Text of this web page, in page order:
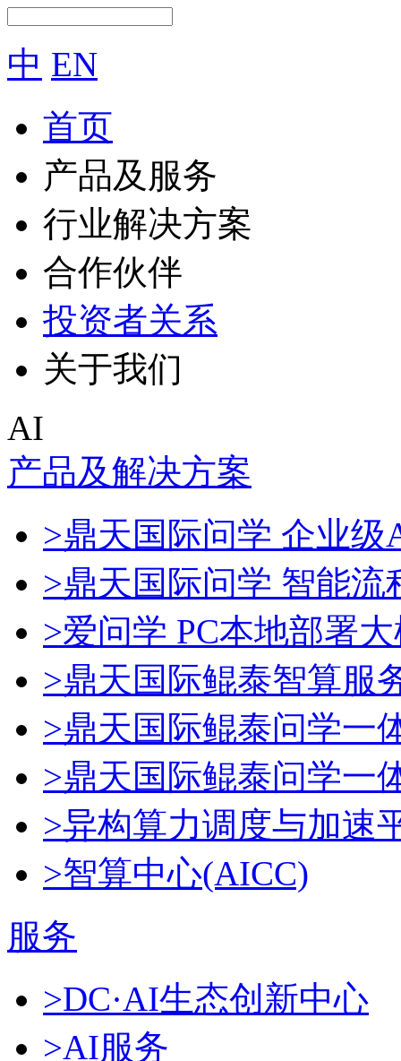
中 EN
首页
产品及服务
行业解决方案
合作伙伴
投资者关系
关于我们
AI
产品及解决方案
>鼎天国际问学 企业级
>鼎天国际问学 智能流
>爱问学 PC本地部署
>鼎天国际鲲泰智算服
>鼎天国际鲲泰问学一
>鼎天国际鲲泰问学一
>异构算力调度与加速
>智算中心(AICC)
服务
>DC·AI生态创新中心
>AI服务